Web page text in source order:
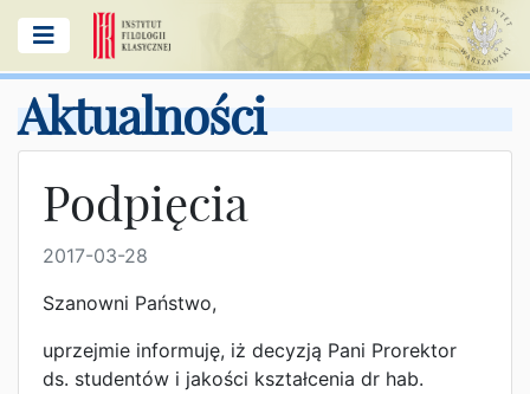
Aktualności
Podpięcia
2017-03-28
Szanowni Państwo,
uprzejmie informuję, iż decyzją Pani Prorektor
ds. studentów i jakości kształcenia dr hab.